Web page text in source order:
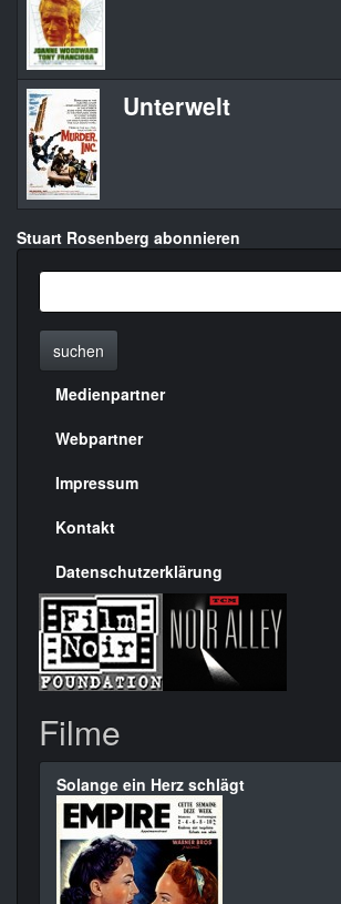
Unterwelt
Stuart Rosenberg abonnieren
suchen
Menülinks
rechte
Seite
Medienpartner
Webpartner
Impressum
Kontakt
Datenschutzerklärung
Filme
Solange ein Herz schlägt